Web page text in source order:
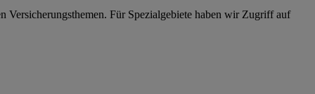
Versicherungsthemen. Für Spezialgebiete haben wir Zugriff auf